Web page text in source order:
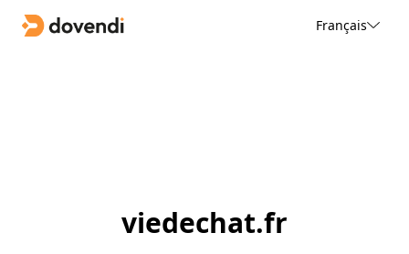
Français
viedechat.fr